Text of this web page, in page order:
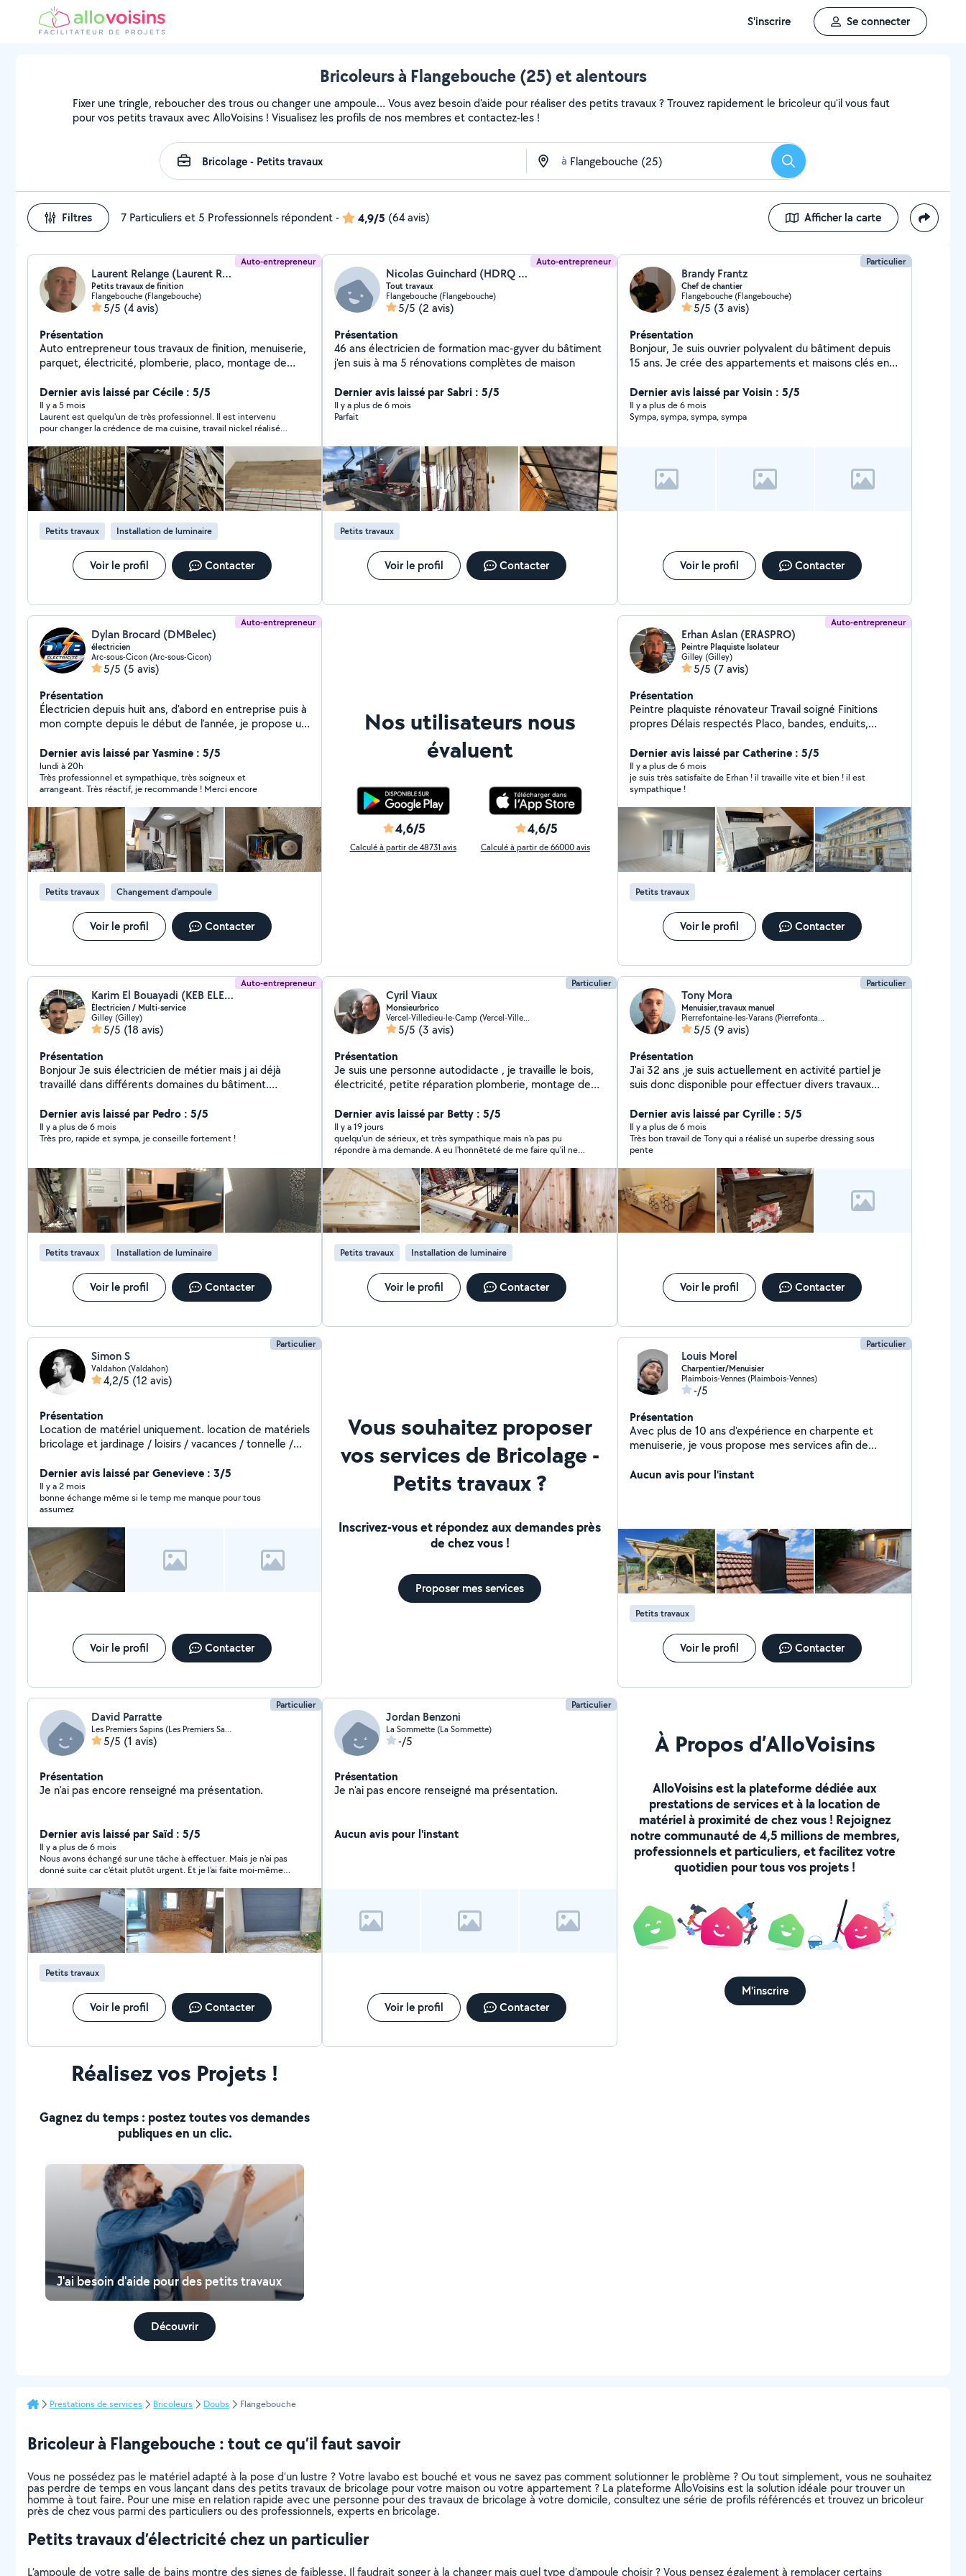
S'inscrire Se connecter
Bricoleurs à Flangebouche (25) et alentours
Fixer une tringle, reboucher des trous ou changer une ampoule… Vous avez besoin d'aide pour réaliser des petits travaux ? Trouvez rapidement le bricoleur qu'il vous faut
pour vos petits travaux avec AlloVoisins ! Visualisez les profils de nos membres et contactez-les !
à Rechercher
Filtres 7 Particuliers et 5 Professionnels répondent- 4,9/5 (64 avis) Afficher la carte
Auto-entrepreneur
Laurent Relange (Laurent Relange)
Petits travaux de finition
Flangebouche (Flangebouche)
5/5 (4 avis)
Présentation
Auto entrepreneur tous travaux de finition, menuiserie,
parquet, électricité, plomberie, placo, montage de
Dernier avis laissé par Cécile : 5/5
Il y a 5 mois
Laurent est quelqu'un de très professionnel. Il est intervenu
pour changer la crédence de ma cuisine, travail nickel réalisé
pas à refaire appel à ses services ! Je le conseille à 200 %
Petits travaux Installation de luminaire
Voir le profil Contacter
Auto-entrepreneur
Nicolas Guinchard (HDRQ petit travaux)
Tout travaux
Flangebouche (Flangebouche)
5/5 (2 avis)
Présentation
46 ans électricien de formation mac-gyver du bâtiment
j'en suis à ma 5 rénovations complètes de maison
Dernier avis laissé par Sabri : 5/5
Il y a plus de 6 mois
Parfait
Petits travaux
Voir le profil Contacter
Particulier
Brandy Frantz
Chef de chantier
Flangebouche (Flangebouche)
5/5 (3 avis)
Présentation
Bonjour, Je suis ouvrier polyvalent du bâtiment depuis
15 ans. Je crée des appartements et maisons clés en
clés en main.
Dernier avis laissé par Voisin : 5/5
Il y a plus de 6 mois
Sympa, sympa, sympa, sympa
Voir le profil Contacter
Auto-entrepreneur
Dylan Brocard (DMBelec)
électricien
Arc-sous-Cicon (Arc-sous-Cicon)
5/5 (5 avis)
Présentation
Électricien depuis huit ans, d'abord en entreprise puis à
mon compte depuis le début de l'année, je propose un
d'honneur à fournir des prestations fiables, conformes
aux normes et adaptées aux besoins de chaque client.
Dernier avis laissé par Yasmine : 5/5
lundi à 20h
Très professionnel et sympathique, très soigneux et
arrangeant. Très réactif, je recommande ! Merci encore
Petits travaux Changement d'ampoule
Voir le profil Contacter
Nos utilisateurs nous
évaluent
4,6/5
Calculé à partir de 48731 avis
4,6/5
Calculé à partir de 66000 avis
Auto-entrepreneur
Erhan Aslan (ERASPRO)
Peintre Plaquiste Isolateur
Gilley (Gilley)
5/5 (7 avis)
Présentation
Peintre plaquiste rénovateur Travail soigné Finitions
propres Délais respectés Placo, bandes, enduits,
Disponible pour chantiers de rénovation Contact
rapide
Dernier avis laissé par Catherine : 5/5
Il y a plus de 6 mois
je suis très satisfaite de Erhan ! il travaille vite et bien ! il est
sympathique !
Petits travaux
Voir le profil Contacter
Auto-entrepreneur
Karim El Bouayadi (KEB ELEC)
Électricien / Multi-service
Gilley (Gilley)
5/5 (18 avis)
Présentation
Bonjour Je suis électricien de métier mais j ai déjà
travaillé dans différents domaines du bâtiment.
travaux neufs ou de rénovation, d entretien.
Dernier avis laissé par Pedro : 5/5
Il y a plus de 6 mois
Très pro, rapide et sympa, je conseille fortement !
Petits travaux Installation de luminaire
Voir le profil Contacter
Particulier
Cyril Viaux
Monsieurbrico
Vercel-Villedieu-le-Camp (Vercel-Villedieu-le-Camp)
5/5 (3 avis)
Présentation
Je suis une personne autodidacte , je travaille le bois,
électricité, petite réparation plomberie, montage de
Dernier avis laissé par Betty : 5/5
Il y a 19 jours
quelqu'un de sérieux, et très sympathique mais n'a pas pu
répondre à ma demande. A eu l'honnêteté de me faire qu'il ne
Petits travaux Installation de luminaire
Voir le profil Contacter
Particulier
Tony Mora
Menuisier,travaux manuel
Pierrefontaine-les-Varans (Pierrefontaine-les-Varans)
5/5 (9 avis)
Présentation
J'ai 32 ans ,je suis actuellement en activité partiel je
suis donc disponible pour effectuer divers travaux
en tout mais je suis très consciencieux dans mon travail
et j'aime le travail bien fait.
Dernier avis laissé par Cyrille : 5/5
Il y a plus de 6 mois
Très bon travail de Tony qui a réalisé un superbe dressing sous
pente
Voir le profil Contacter
Particulier
Simon S
Valdahon (Valdahon)
4,2/5 (12 avis)
Présentation
Location de matériel uniquement. location de matériels
bricolage et jardinage / loisirs / vacances / tonnelle /
MOTOCULTEUR / PONCEUSE PLACO / ASPIRATEUR /
AERATEUR / TRAITEAUX / SCIE CIRCULAIRE / SCIE
ONGLET / SCIE SUR TABLE / PERFORATEUR
/PERCEUSE et biens d'autres, n'hesitez pas a demander
matériels avec possibilité de livraison. .
Dernier avis laissé par Genevieve : 3/5
Il y a 2 mois
bonne échange même si le temp me manque pour tous
assumez
Voir le profil Contacter
Vous souhaitez proposer
vos services de Bricolage -
Petits travaux ?
Inscrivez-vous et répondez aux demandes près
de chez vous !
Proposer mes services
Particulier
Louis Morel
Charpentier/Menuisier
Plaimbois-Vennes (Plaimbois-Vennes)
-/5
Présentation
Avec plus de 10 ans d'expérience en charpente et
menuiserie, je vous propose mes services afin de
Aucun avis pour l'instant
Petits travaux
Voir le profil Contacter
Particulier
David Parratte
Les Premiers Sapins (Les Premiers Sapins)
5/5 (1 avis)
Présentation
Je n'ai pas encore renseigné ma présentation.
Dernier avis laissé par Saïd : 5/5
Il y a plus de 6 mois
Nous avons échangé sur une tâche à effectuer. Mais je n'ai pas
donné suite car c'était plutôt urgent. Et je l'ai faite moi-même
Petits travaux
Voir le profil Contacter
Particulier
Jordan Benzoni
La Sommette (La Sommette)
-/5
Présentation
Je n'ai pas encore renseigné ma présentation.
Aucun avis pour l'instant
Voir le profil Contacter
À Propos d’AlloVoisins
AlloVoisins est la plateforme dédiée aux
prestations de services et à la location de
matériel à proximité de chez vous ! Rejoignez
notre communauté de 4,5 millions de membres,
professionnels et particuliers, et facilitez votre
quotidien pour tous vos projets !
M'inscrire
Réalisez vos Projets !
Gagnez du temps : postez toutes vos demandes
publiques en un clic.
J'ai besoin d'aide pour des petits travaux
Découvrir
Prestations de services Bricoleurs Doubs Flangebouche
Bricoleur à Flangebouche : tout ce qu’il faut savoir
Vous ne possédez pas le matériel adapté à la pose d’un lustre ? Votre lavabo est bouché et vous ne savez pas comment solutionner le problème ? Ou tout simplement, vous ne souhaitez
pas perdre de temps en vous lançant dans des petits travaux de bricolage pour votre maison ou votre appartement ? La plateforme AlloVoisins est la solution idéale pour trouver un
homme à tout faire. Pour une mise en relation rapide avec une personne pour des travaux de bricolage à votre domicile, consultez une série de profils référencés et trouvez un bricoleur
près de chez vous parmi des particuliers ou des professionnels, experts en bricolage.
Petits travaux d’électricité chez un particulier
L’ampoule de votre salle de bains montre des signes de faiblesse. Il faudrait songer à la changer mais quel type d’ampoule choisir ? Vous pensez également à remplacer certains